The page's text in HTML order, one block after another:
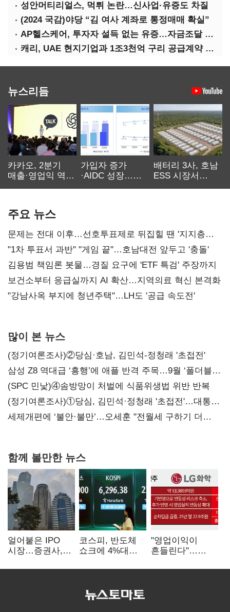
성안머티리얼스, 먹튀 논란…신사업·유증도 차질
(2024 국감)야당 “김 여사 계좌로 통정매매 확실”
AP헬스케어, 투자자 설득 없는 유증…자금조달 ‘빨간불’
캐리, UAE 현지기업과 1조3천억 구리 공급계약 체결
뉴스리듬
카카오, 2분기
매출·영업익 역대
가입자 증가
·AIDC 성장…
배터리 3사, 호남
ESS 시장서
주요 뉴스
문제는 전대 이후…선호투표제로 뒤집힐 땐 '지지층
불복'
"1차 투표서 과반" "게임 끝"…호남대전 앞두고 '충돌'
김용범 책임론 봇물…경질 요구에 'ETF 특검' 주장까지
보건소부터 응급실까지 AI 확산…지역의료 혁신 본격화
"강남사옥 부지에 청년주택"…LH도 '공급 속도전'
많이 본 뉴스
(정기여론조사)②당심·호남, 김민석-정청래 '초접전'
삼성 Z8 역대급 ‘흥행’에 애플 반격 주목…9월 ‘폴더블
대전’
(SPC 민낯)④솜방망이 처벌에 식품위생법 위반 반복
(정기여론조사)①당심, 김민석·정청래 '초접전'…대통령
지지도 '50% 아래로'(종합)
세제개편에 ‘불안·불만’…오세훈 "전월세 구하기 더
함께 볼만한 뉴스
얼어붙은 IPO
시장…증권사,
전쟁' 기대
코스피, 반도체
쇼크에 4%대
5거래일째 상승
"영업이익이
흔들린다"…
18에 취약